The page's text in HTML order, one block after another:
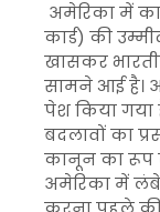
अमेरिका में
कार्ड) की
खासकर
सामने आई है।
पेश किया गया
बदलावों का
कानून का रूप
अमेरिका में लंबे